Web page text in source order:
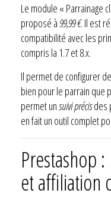
Le module « Parrainage
proposé à 99,99 €. Il est
compatibilité avec les
compris la 1.7 et 8.x.
Il permet de configurer
bien pour le parrain que
permet unsuivi précisdes
en fait un outil complet
Prestashop
et affiliation